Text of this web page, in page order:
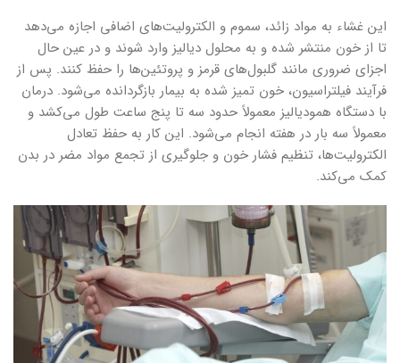
این غشاء به مواد زائد، سموم و الکترولیت‌های اضافی اجازه می‌دهد
تا از خون منتشر شده و به محلول دیالیز وارد شوند و در عین حال
اجزای ضروری مانند گلبول‌های قرمز و پروتئین‌ها را حفظ کنند. پس از
فرآیند فیلتراسیون، خون تمیز شده به بیمار بازگردانده می‌شود. درمان‌
با دستگاه همودیالیز معمولاً حدود سه تا پنج ساعت طول می‌کشد و
معمولاً سه بار در هفته انجام می‌شود. این کار به حفظ تعادل
الکترولیت‌ها، تنظیم فشار خون و جلوگیری از تجمع مواد مضر در بدن
کمک می‌کند.